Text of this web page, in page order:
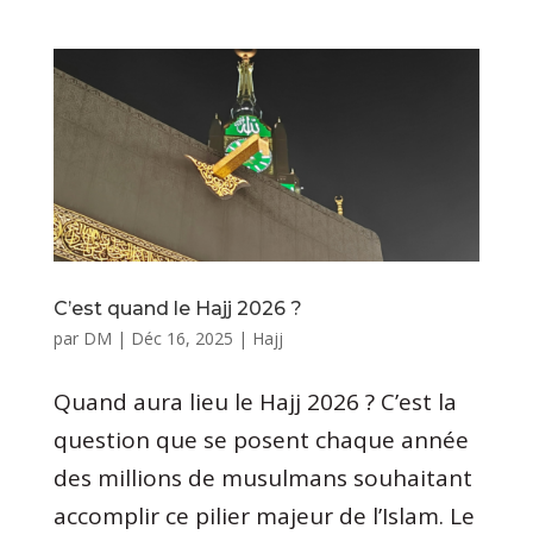
C’est quand le Hajj 2026 ?
par DM | Déc 16, 2025 | Hajj
Quand aura lieu le Hajj 2026 ? C’est la
question que se posent chaque année
des millions de musulmans souhaitant
accomplir ce pilier majeur de l’Islam. Le